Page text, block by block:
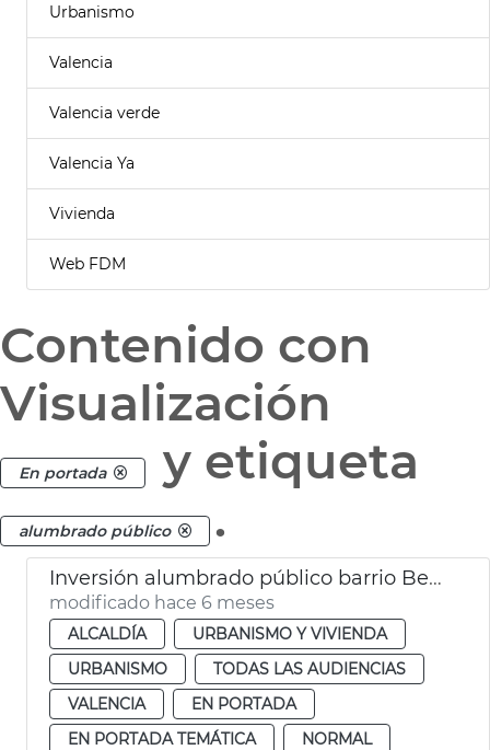
Urbanismo
Valencia
Valencia verde
Valencia Ya
Vivienda
Web FDM
Contenido con
Visualización
En portada y etiqueta
alumbrado público .
Inversión alumbrado público barrio Benicalap
modificado hace 6 meses
ALCALDÍA
URBANISMO Y VIVIENDA
URBANISMO
TODAS LAS AUDIENCIAS
VALENCIA
EN PORTADA
EN PORTADA TEMÁTICA
NORMAL